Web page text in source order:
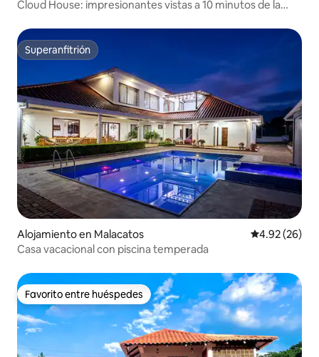
Cloud House: impresionantes vistas a 10 minutos de la
Superanfitrión
Superanfitrión
Alojamiento en Malacatos Calificación
4.92 (26)
Casa vacacional con piscina temperada
Favorito entre huéspedes
Favorito entre huéspedes